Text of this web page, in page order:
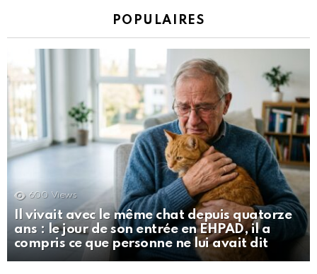
POPULAIRES
600 Views
Il vivait avec le même chat depuis quatorze
ans : le jour de son entrée en EHPAD, il a
compris ce que personne ne lui avait dit